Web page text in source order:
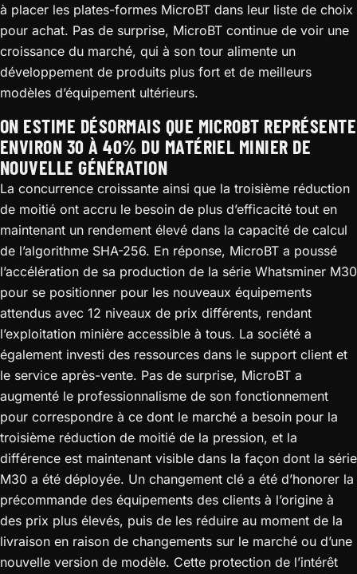
à placer les plates-formes MicroBT dans leur liste de choix
pour achat. Pas de surprise, MicroBT continue de voir une
croissance du marché, qui à son tour alimente un
développement de produits plus fort et de meilleurs
modèles d’équipement ultérieurs.
ON ESTIME DÉSORMAIS QUE MICROBT REPRÉSENTE
ENVIRON 30 À 40% DU MATÉRIEL MINIER DE
NOUVELLE GÉNÉRATION
La concurrence croissante ainsi que la troisième réduction
de moitié ont accru le besoin de plus d’efficacité tout en
maintenant un rendement élevé dans la capacité de calcul
de l’algorithme SHA-256. En réponse, MicroBT a poussé
l’accélération de sa production de la série Whatsminer M30
pour se positionner pour les nouveaux équipements
attendus avec 12 niveaux de prix différents, rendant
l’exploitation minière accessible à tous. La société a
également investi des ressources dans le support client et
le service après-vente. Pas de surprise, MicroBT a
augmenté le professionnalisme de son fonctionnement
pour correspondre à ce dont le marché a besoin pour la
troisième réduction de moitié de la pression, et la
différence est maintenant visible dans la façon dont la série
M30 a été déployée. Un changement clé a été d’honorer la
précommande des équipements des clients à l’origine à
des prix plus élevés, puis de les réduire au moment de la
livraison en raison de changements sur le marché ou d’une
nouvelle version de modèle. Cette protection de l’intérêt